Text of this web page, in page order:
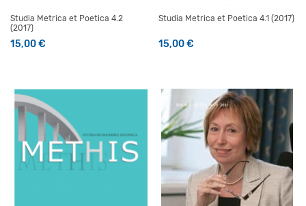
Studia Metrica et Poetica 4.2
(2017)
15,00€
Studia Metrica et Poetica 4.1 (2017)
15,00€